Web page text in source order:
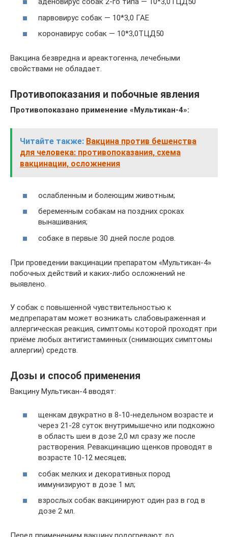
парвовирус собак — 10*3,0 ГАЕ
коронавирус собак — 10*3,0ТЦД50
Вакцина безвредна и ареактогенна, лечебными
свойствами не обладает.
Противопоказания и побочные явления
Противопоказано применение «Мультикан-4»:
Читайте также: Вакцина против бешенства
для человека: противопоказания, схема
вакцинации, осложнения
ослабленным и болеющим животным;
беременным собакам на поздних сроках
вынашивания;
собаке в первые 30 дней после родов.
При проведении вакцинации препаратом «Мультикан-4»
побочных действий и каких-либо осложнений не
выявлено.
У собак с повышенной чувствительностью к
медпрепаратам может возникать слабовыраженная и
аллергическая реакция, симптомы которой проходят при
приёме любых антигистаминных (снимающих симптомы
аллергии) средств.
Дозы и способ применения
Вакцину Мультикан-4 вводят:
щенкам двукратно в 8-10-недельном возрасте и
через 21-28 суток внутримышечно или подкожно
в область шеи в дозе 2,0 мл сразу же после
растворения. Ревакцинацию щенков проводят в
возрасте 10-12 месяцев;
собак мелких и декоративных пород
иммунизируют в дозе 1 мл;
взрослых собак вакцинируют один раз в год в
дозе 2 мл.